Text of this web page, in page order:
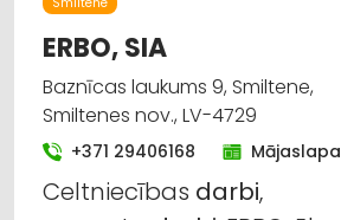
ERBO, SIA
Baznīcas laukums 9, Smiltene,
Smiltenes nov., LV-4729
+371 29406168 Mājaslapa
Celtniecības darbi,